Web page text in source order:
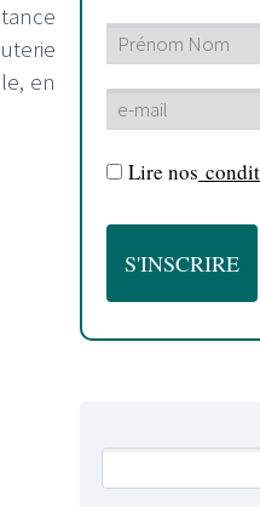
en
Lire nos